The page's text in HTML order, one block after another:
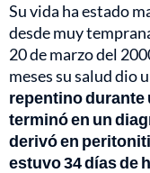
Su vida ha estado
desde muy
20 de marzo del
meses su salud dio
repentino durante
terminó en un
derivó en
estuvo 34 días de